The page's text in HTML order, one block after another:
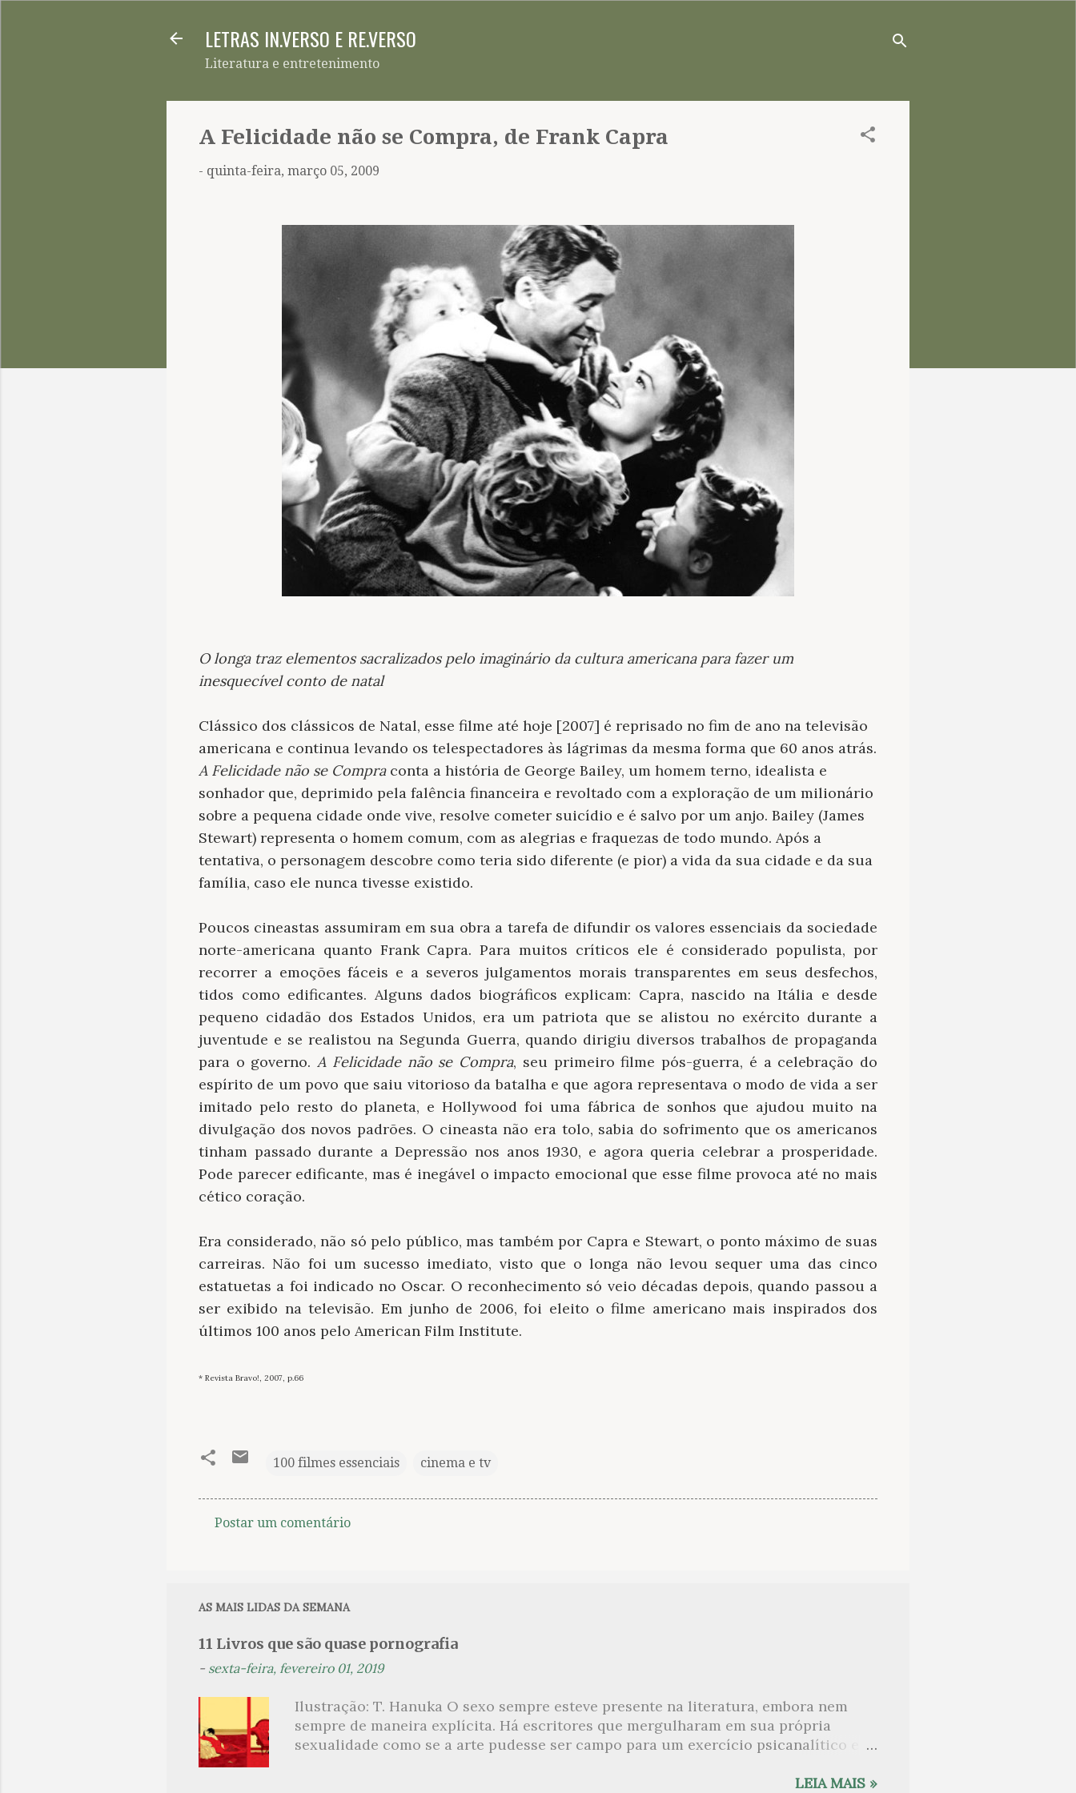
LETRAS IN.VERSO E RE.VERSO
Literatura e entretenimento
A Felicidade não se Compra, de Frank Capra
- quinta-feira, março 05, 2009
O longa traz elementos sacralizados pelo imaginário da cultura americana para fazer um
inesquecível conto de natal
Clássico dos clássicos de Natal, esse filme até hoje [2007] é reprisado no fim de ano na televisão
americana e continua levando os telespectadores às lágrimas da mesma forma que 60 anos atrás.
A Felicidade não se Compraconta a história de George Bailey, um homem terno, idealista e
sonhador que, deprimido pela falência financeira e revoltado com a exploração de um milionário
sobre a pequena cidade onde vive, resolve cometer suicídio e é salvo por um anjo. Bailey (James
Stewart) representa o homem comum, com as alegrias e fraquezas de todo mundo. Após a
tentativa, o personagem descobre como teria sido diferente (e pior) a vida da sua cidade e da sua
família, caso ele nunca tivesse existido.
Poucos cineastas assumiram em sua obra a tarefa de difundir os valores essenciais da sociedade
norte-americana quanto Frank Capra. Para muitos críticos ele é considerado populista, por
recorrer a emoções fáceis e a severos julgamentos morais transparentes em seus desfechos,
tidos como edificantes. Alguns dados biográficos explicam: Capra, nascido na Itália e desde
pequeno cidadão dos Estados Unidos, era um patriota que se alistou no exército durante a
juventude e se realistou na Segunda Guerra, quando dirigiu diversos trabalhos de propaganda
para o governo.A Felicidade não se Compra, seu primeiro filme pós-guerra, é a celebração do
espírito de um povo que saiu vitorioso da batalha e que agora representava o modo de vida a ser
imitado pelo resto do planeta, e Hollywood foi uma fábrica de sonhos que ajudou muito na
divulgação dos novos padrões. O cineasta não era tolo, sabia do sofrimento que os americanos
tinham passado durante a Depressão nos anos 1930, e agora queria celebrar a prosperidade.
Pode parecer edificante, mas é inegável o impacto emocional que esse filme provoca até no mais
cético coração.
Era considerado, não só pelo público, mas também por Capra e Stewart, o ponto máximo de suas
carreiras. Não foi um sucesso imediato, visto que o longa não levou sequer uma das cinco
estatuetas a foi indicado no Oscar. O reconhecimento só veio décadas depois, quando passou a
ser exibido na televisão. Em junho de 2006, foi eleito o filme americano mais inspirados dos
últimos 100 anos pelo American Film Institute.
* Revista Bravo!, 2007, p.66
100 filmes essenciais cinema e tv
e
t
á
r
o
s
Postar um comentário
AS MAIS LIDAS DA SEMANA
11 Livros que são quase pornografia
- sexta-feira, fevereiro 01, 2019
Ilustração: T. Hanuka O sexo sempre esteve presente na literatura, embora nem
sempre de maneira explícita. Há escritores que mergulharam em sua própria
sexualidade como se a arte pudesse ser campo para um exercício psicanalítico e
apresenta um conjunto de livros nos quais os escritores se desnudam, livros que
LEIA MAIS »